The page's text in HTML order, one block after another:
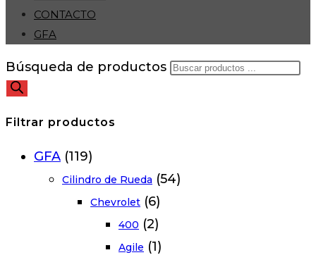
CONTACTO
GFA
Búsqueda de productos
Filtrar productos
GFA (119)
Cilindro de Rueda (54)
Chevrolet (6)
400 (2)
Agile (1)